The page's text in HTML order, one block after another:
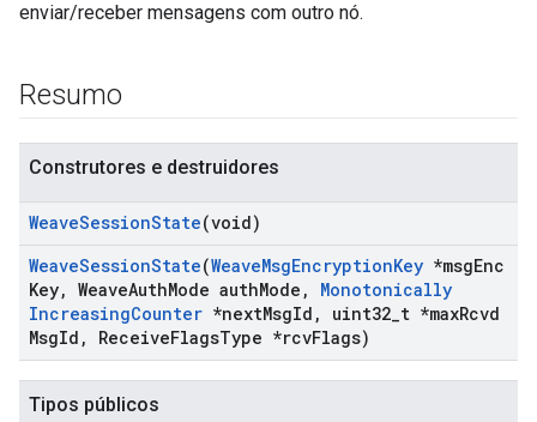
enviar/receber mensagens com outro nó.
Resumo
Construtores e destruidores
WeaveSessionState(void)
WeaveSessionState(WeaveMsgEncryptionKey *msgEnc
Key, WeaveAuthMode authMode ,
Monotonically
IncreasingCounter *nextMsgId , uint32 t *maxRcvd
MsgId , ReceiveFlagsType *rcvFlags)
Tipos públicos